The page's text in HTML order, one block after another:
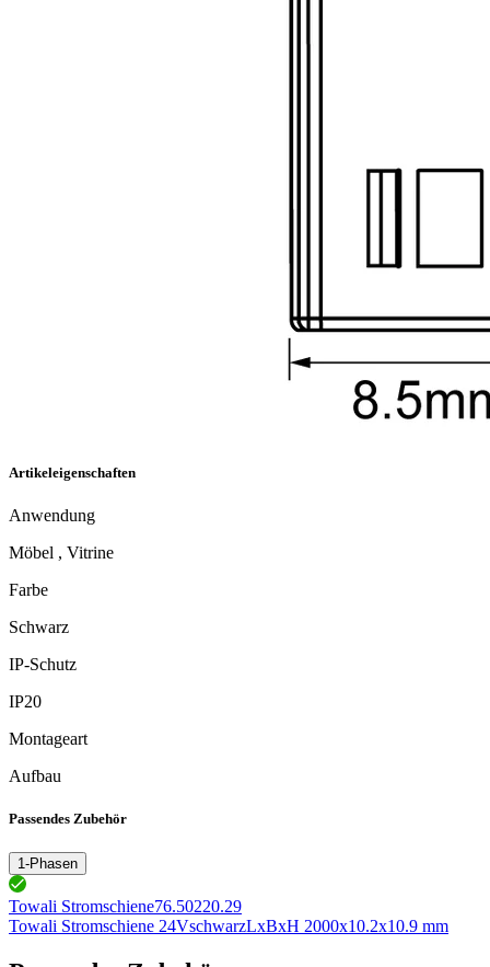
Artikeleigenschaften
Anwendung
Möbel , Vitrine
Farbe
Schwarz
IP-Schutz
IP20
Montageart
Aufbau
Passendes Zubehör
1-Phasen
Towali Stromschiene76.50220.29
Towali Stromschiene 24VschwarzLxBxH 2000x10.2x10.9 mm